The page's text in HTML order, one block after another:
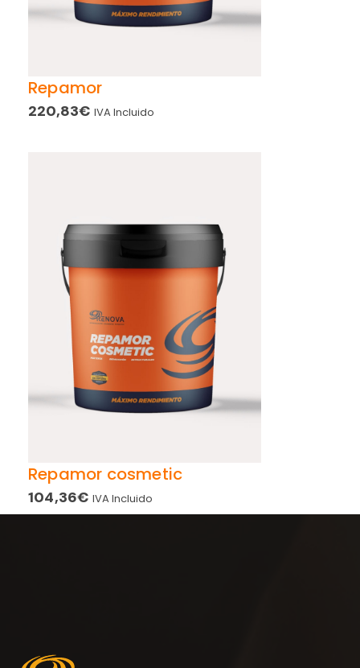
Repamor
220,83€ IVA Incluido
Repamor cosmetic
104,36€ IVA Incluido